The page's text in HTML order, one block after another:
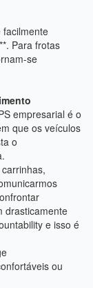
Para frotas
se
empresarial é o
que os veículos
o
drasticamente
e isso é
ou